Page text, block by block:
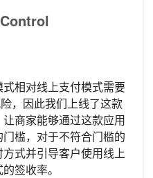
相对线上支付模式需要
，因此我们上线了这款
商家能够通过这款应用
槛，对于不符合门槛的
式并引导客户使用线上
签收率。